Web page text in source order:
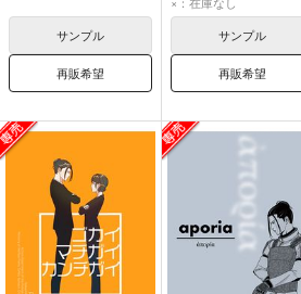
サンプル
再販希望
サンプル
再販希望